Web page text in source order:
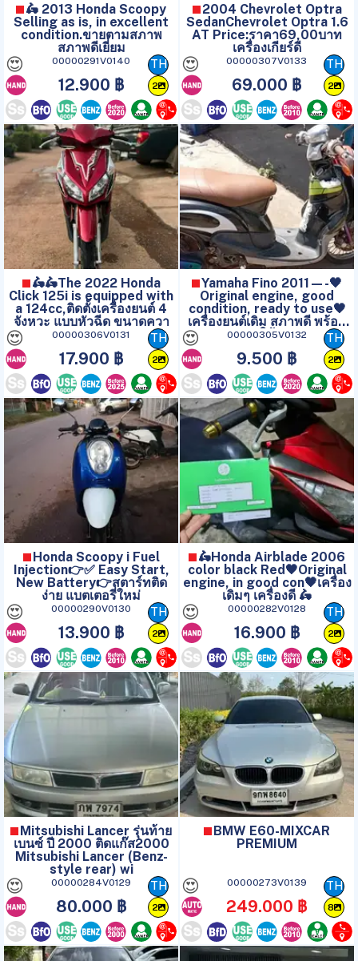
🛵 2013 Honda Scoopy
Selling as is, in excellent
condition.ขายตามสภาพ
สภาพดีเยี่ยม
😍 00000291V0140
12.900 ฿
TH
2
2004 Chevrolet Optra
SedanChevrolet Optra 1.6
AT Price:ราคา69,00บาท
เครื่องเกียร์ดี
😍 00000307V0133
69.000 ฿
TH
2
🛵🛵The 2022 Honda
Click 125i is equipped with
a 124cc,ติดตั้งเครื่องยนต์ 4
จังหวะ แบบหัวฉีด ขนาดควา
😍 00000306V0131
17.900 ฿
TH
2
Yamaha Fino 2011—-🖤
Original engine, good
condition, ready to use🖤
เครื่องยนต์เดิม สภาพดี พร้อม
ใช้
😍 00000305V0132
9.500 ฿
TH
2
Honda Scoopy i Fuel
Injection👉✅ Easy Start,
New Battery👉สตาร์ทติด
ง่าย แบตเตอรี่ใหม่
😍 00000290V0130
13.900 ฿
TH
2
🛵Honda Airblade 2006
color black Red🖤Original
engine, in good con🖤เครื่อง
เดิมๆ เครื่องดี 🛵
😍 00000282V0128
16.900 ฿
TH
2
Mitsubishi Lancer รุ่นท้าย
เบนซ์ ปี 2000 ติดแก๊ส2000
Mitsubishi Lancer (Benz-
style rear) wi
😍 00000284V0129
80.000 ฿
TH
2
BMW E60-MIXCAR
PREMIUM
😍 00000273V0139
249.000 ฿
TH
8